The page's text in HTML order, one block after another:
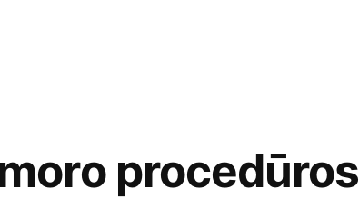
procedūros